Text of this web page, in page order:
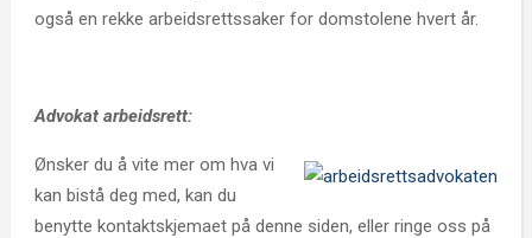
også en rekke arbeidsrettssaker for domstolene hvert år.
Advokat arbeidsrett:
Ønsker du å vite mer om hva vi
kan bistå deg med, kan du
benytte kontaktskjemaet på denne siden, eller ringe oss på